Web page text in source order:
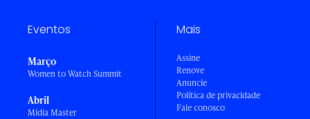
Eventos
Março
Women to Watch Summit
Abril
Mídia Master
Mais
Assine
Renove
Anuncie
Política de privacidade
Fale conosco